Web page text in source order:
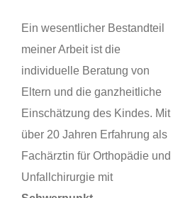
Ein wesentlicher Bestandteil
meiner Arbeit ist die
individuelle Beratung von
Eltern und die ganzheitliche
Einschätzung des Kindes. Mit
über 20 Jahren Erfahrung als
Fachärztin für Orthopädie und
Unfallchirurgie mit